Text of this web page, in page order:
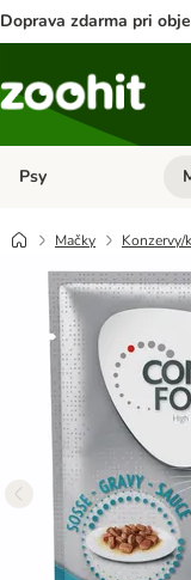
Doprava zdarma pri
Psy
Mačky Konzervy/